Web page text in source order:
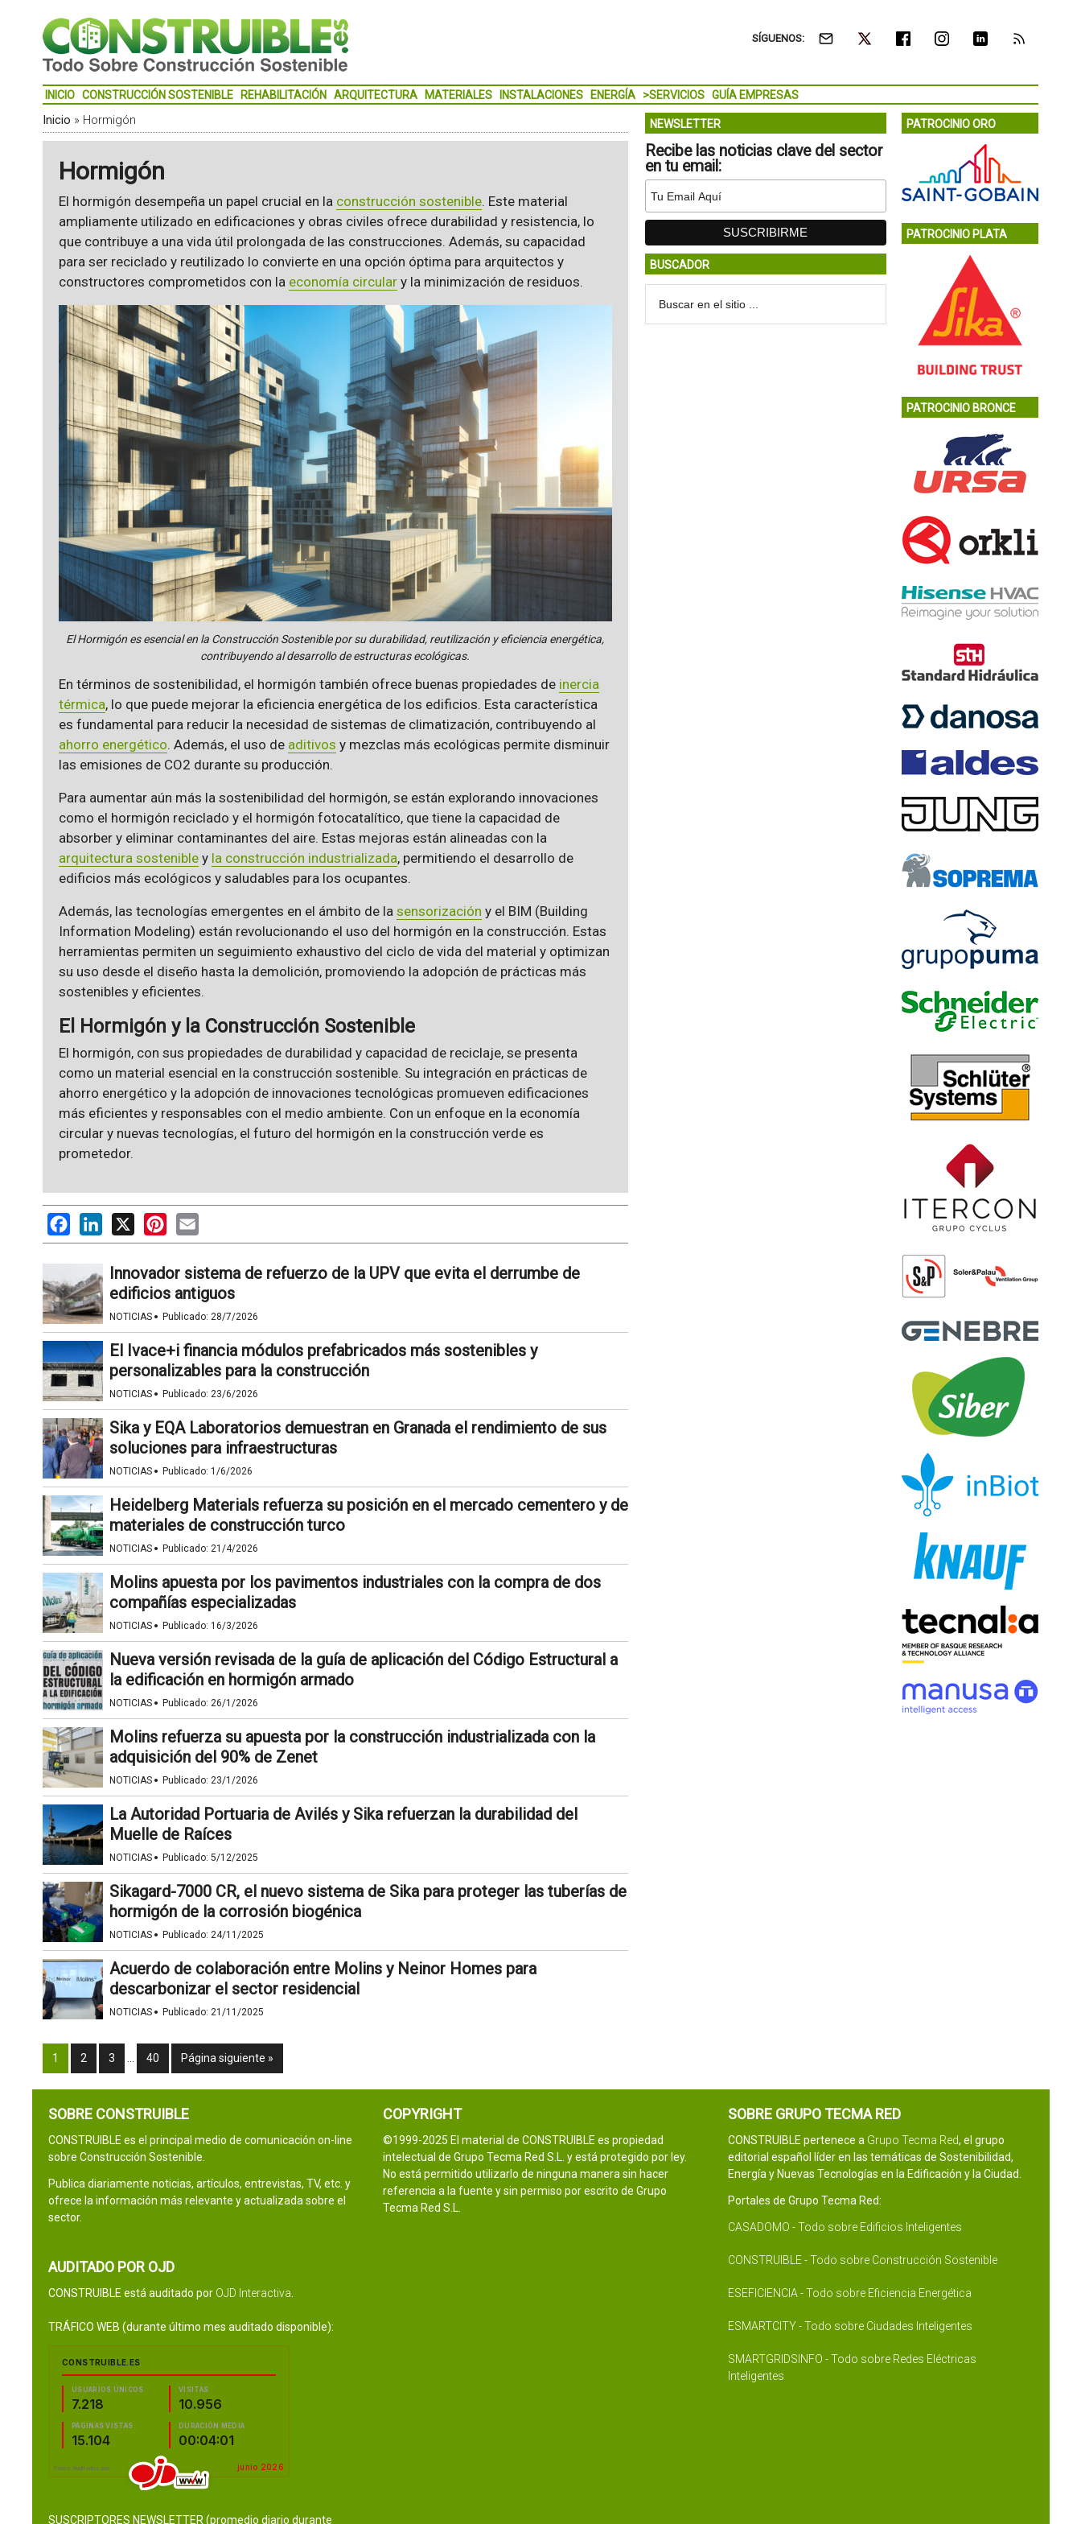
SÍGUENOS:
INICIO CONSTRUCCIÓN SOSTENIBLE REHABILITACIÓN ARQUITECTURA MATERIALES INSTALACIONES ENERGÍA >SERVICIOS GUÍA EMPRESAS
Inicio » Hormigón
Hormigón
El hormigón desempeña un papel crucial en la construcción sostenible. Este material
ampliamente utilizado en edificaciones y obras civiles ofrece durabilidad y resistencia, lo
que contribuye a una vida útil prolongada de las construcciones. Además, su capacidad
para ser reciclado y reutilizado lo convierte en una opción óptima para arquitectos y
constructores comprometidos con la economía circulary la minimización de residuos.
El Hormigón es esencial en la Construcción Sostenible por su durabilidad, reutilización y eficiencia energética,
contribuyendo al desarrollo de estructuras ecológicas.
En términos de sostenibilidad, el hormigón también ofrece buenas propiedades de inercia
térmica, lo que puede mejorar la eficiencia energética de los edificios. Esta característica
es fundamental para reducir la necesidad de sistemas de climatización, contribuyendo al
ahorro energético. Además, el uso de aditivos y mezclas más ecológicas permite disminuir
las emisiones de CO2 durante su producción.
Para aumentar aún más la sostenibilidad del hormigón, se están explorando innovaciones
como el hormigón reciclado y el hormigón fotocatalítico, que tiene la capacidad de
absorber y eliminar contaminantes del aire. Estas mejoras están alineadas con la
arquitectura sostenibley la construcción industrializada, permitiendo el desarrollo de
edificios más ecológicos y saludables para los ocupantes.
Además, las tecnologías emergentes en el ámbito de la sensorización y el BIM (Building
Information Modeling) están revolucionando el uso del hormigón en la construcción. Estas
herramientas permiten un seguimiento exhaustivo del ciclo de vida del material y optimizan
su uso desde el diseño hasta la demolición, promoviendo la adopción de prácticas más
sostenibles y eficientes.
El Hormigón y la Construcción Sostenible
El hormigón, con sus propiedades de durabilidad y capacidad de reciclaje, se presenta
como un material esencial en la construcción sostenible. Su integración en prácticas de
ahorro energético y la adopción de innovaciones tecnológicas promueven edificaciones
más eficientes y responsables con el medio ambiente. Con un enfoque en la economía
circular y nuevas tecnologías, el futuro del hormigón en la construcción verde es
prometedor.
FacebookLinkedIn
X PinterestEmail
Innovador sistema de refuerzo de la UPV que evita el derrumbe de
edificios antiguos
NOTICIAS · Publicado: 28/7/2026
El Ivace+i financia módulos prefabricados más sostenibles y
personalizables para la construcción
NOTICIAS · Publicado: 23/6/2026
Sika y EQA Laboratorios demuestran en Granada el rendimiento de sus
soluciones para infraestructuras
NOTICIAS · Publicado: 1/6/2026
Heidelberg Materials refuerza su posición en el mercado cementero y de
materiales de construcción turco
NOTICIAS · Publicado: 21/4/2026
Molins apuesta por los pavimentos industriales con la compra de dos
compañías especializadas
NOTICIAS · Publicado: 16/3/2026
Nueva versión revisada de la guía de aplicación del Código Estructural a
la edificación en hormigón armado
NOTICIAS · Publicado: 26/1/2026
Molins refuerza su apuesta por la construcción industrializada con la
adquisición del 90% de Zenet
NOTICIAS · Publicado: 23/1/2026
La Autoridad Portuaria de Avilés y Sika refuerzan la durabilidad del
Muelle de Raíces
NOTICIAS · Publicado: 5/12/2025
Sikagard-7000 CR, el nuevo sistema de Sika para proteger las tuberías de
hormigón de la corrosión biogénica
NOTICIAS · Publicado: 24/11/2025
Acuerdo de colaboración entre Molins y Neinor Homes para
descarbonizar el sector residencial
NOTICIAS · Publicado: 21/11/2025
1 2 3 40 Página siguiente »
NEWSLETTER
Recibe las noticias clave del sector
en tu email:
BUSCADOR
PATROCINIO ORO
PATROCINIO PLATA
PATROCINIO BRONCE
SOBRE CONSTRUIBLE
CONSTRUIBLE es el principal medio de comunicación on-line
sobre Construcción Sostenible.
Publica diariamente noticias, artículos, entrevistas, TV, etc. y
ofrece la información más relevante y actualizada sobre el
sector.
AUDITADO POR OJD
CONSTRUIBLE está auditado por OJD Interactiva
TRÁFICO WEB (durante último mes auditado disponible):
SUSCRIPTORES NEWSLETTER (promedio diario durante
COPYRIGHT
©1999-2025 El material de CONSTRUIBLE es propiedad
intelectual de Grupo Tecma Red S.L. y está protegido por ley.
No está permitido utilizarlo de ninguna manera sin hacer
referencia a la fuente y sin permiso por escrito de Grupo
Tecma Red S.L.
SOBRE GRUPO TECMA RED
CONSTRUIBLE pertenece a Grupo Tecma Red, el grupo
editorial español líder en las temáticas de Sostenibilidad,
Energía y Nuevas Tecnologías en la Edificación y la Ciudad.
Portales de Grupo Tecma Red:
CASADOMO - Todo sobre Edificios Inteligentes
CONSTRUIBLE - Todo sobre Construcción Sostenible
ESEFICIENCIA - Todo sobre Eficiencia Energética
ESMARTCITY - Todo sobre Ciudades Inteligentes
SMARTGRIDSINFO - Todo sobre Redes Eléctricas
Inteligentes